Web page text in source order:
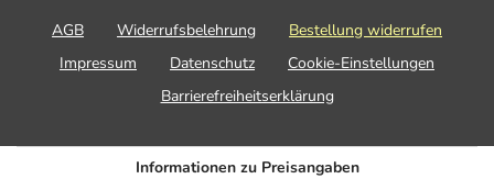
AGB Widerrufsbelehrung
Bestellung widerrufen
Impressum
Datenschutz
Cookie-Einstellungen
Barrierefreiheitserklärung
Informationen zu Preisangaben